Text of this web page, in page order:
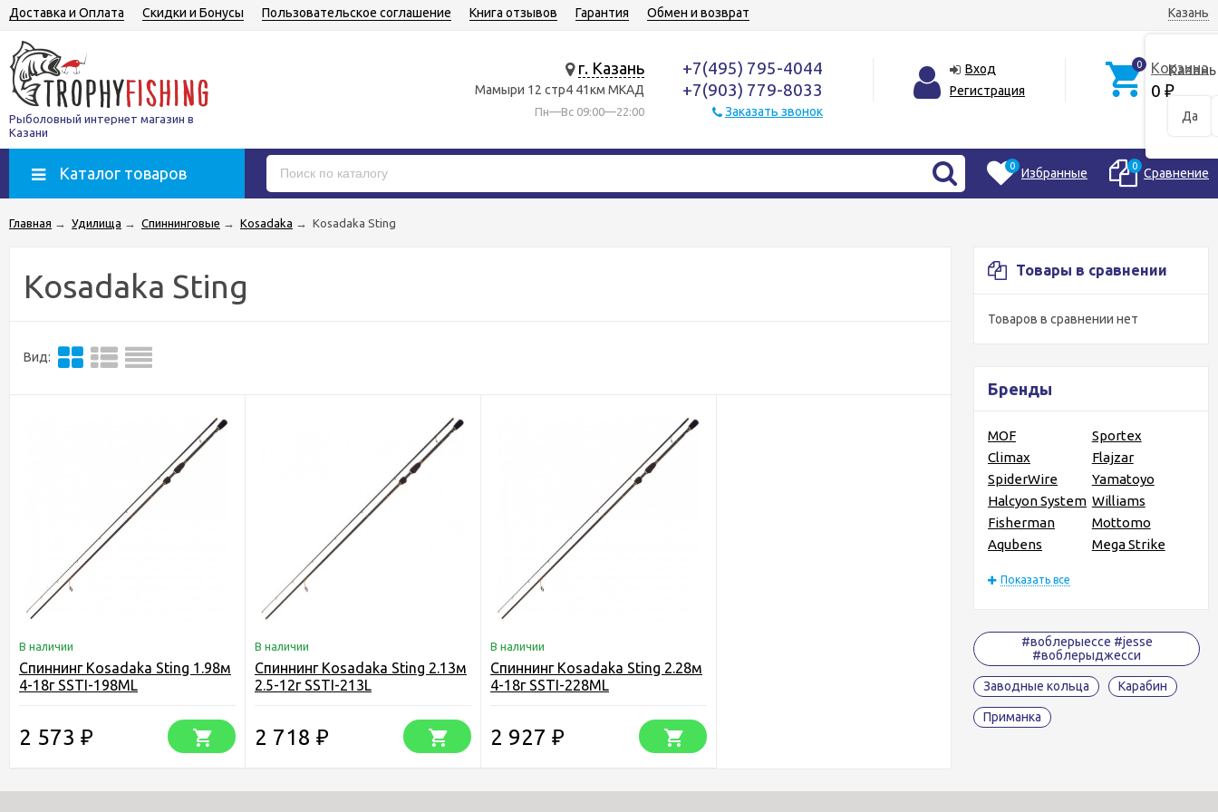
Казань
Да
Доставка и Оплата Скидки и Бонусы Пользовательское соглашение Книга отзывов Гарантия Обмен и возврат
Рыболовный интернет магазин в
Казани
г. Казань
Мамыри 12 стр4 41км МКАД
Пн—Вс 09:00—22:00
+7(495) 795-4044
+7(903) 779-8033
Заказать звонок
Вход
Регистрация
0 Корзина
0 ₽
Каталог товаров 0 Избранные 0 Сравнение
Главная → Удилища → Спиннинговые → Kosadaka → Kosadaka Sting
Товары в сравнении
Товаров в сравнении нет
Бренды
MOF
Sportex
Climax
Flajzar
SpiderWire
Yamatoyo
Halcyon System Williams
Fisherman
Mottomo
Aqubens
Mega Strike
Показать все
#воблерыессе #jesse
#воблерыджесси
Заводные кольца Карабин
Приманка
Kosadaka Sting
Вид:
В наличии
Спиннинг Kosadaka Sting 1.98м
4-18г SSTI-198ML
2 573 ₽
В наличии
Спиннинг Kosadaka Sting 2.13м
2.5-12г SSTI-213L
2 718 ₽
В наличии
Спиннинг Kosadaka Sting 2.28м
4-18г SSTI-228ML
2 927 ₽